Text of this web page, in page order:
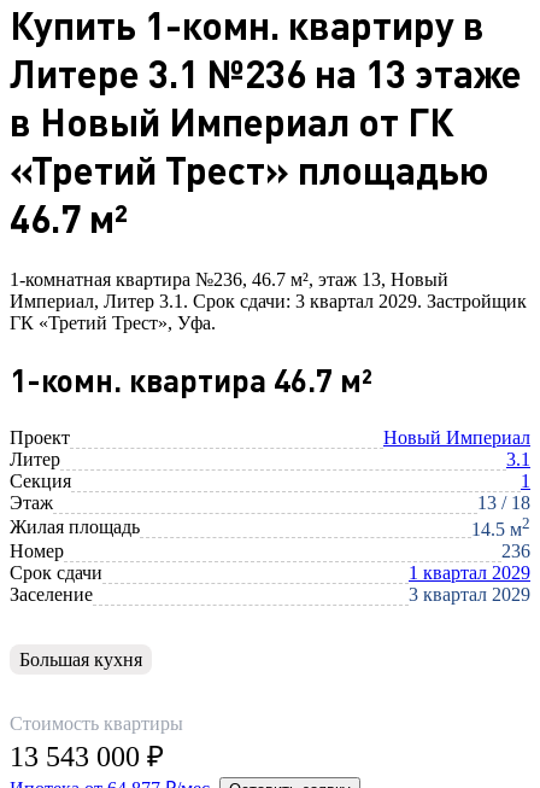
Купить 1-комн. квартиру в
Литере 3.1 №236 на 13 этаже
в Новый Империал от ГК
«Третий Трест» площадью
46.7 м²
1-комнатная квартира №236, 46.7 м², этаж 13, Новый
Империал, Литер 3.1. Срок сдачи: 3 квартал 2029. Застройщик
ГК «Третий Трест», Уфа.
1-комн. квартира 46.7 м²
Проект
Новый Империал
Литер
3.1
Секция
1
Этаж
13 / 18
Жилая площадь
14.5 м2
Номер
236
Срок сдачи
1 квартал 2029
Заселение
3 квартал 2029
Большая кухня
Стоимость квартиры
13 543 000 ₽